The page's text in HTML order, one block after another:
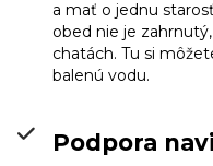
a mať o jednu
obed nie je
chatách. Tu si
balenú vodu.
Podpora